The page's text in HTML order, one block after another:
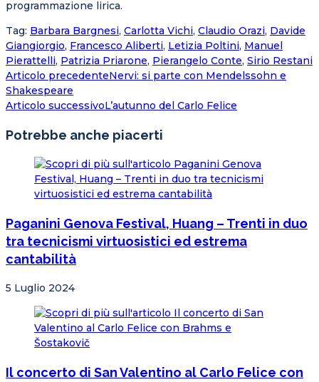
programmazione lirica.
Tag: Barbara Bargnesi, Carlotta Vichi, Claudio Orazi, Davide
Giangiorgio, Francesco Aliberti, Letizia Poltini, Manuel
Pierattelli, Patrizia Priarone, Pierangelo Conte, Sirio Restani
Articolo precedenteNervi: si parte con Mendelssohn e
Shakespeare
Articolo successivoL’autunno del Carlo Felice
Potrebbe anche piacerti
Paganini Genova Festival, Huang – Trenti in duo
tra tecnicismi virtuosistici ed estrema
cantabilità
5 Luglio 2024
Il concerto di San Valentino al Carlo Felice con